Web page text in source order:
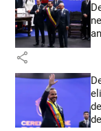
share